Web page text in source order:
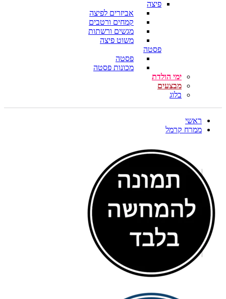
פיצה
אביזרים לפיצה
קמחים ורטבים
מגשים ורשתות
משוט פיצה
פסטה
פסטה
מכונות פסטה
ימי הולדת
מבצעים
בלוג
ראשי
ממרח קרמל